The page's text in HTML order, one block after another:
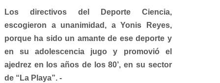
Los directivos del Deporte Ciencia,
escogieron a unanimidad, a Yonis Reyes,
porque ha sido un amante de ese deporte y
en su adolescencia jugo y promovió el
ajedrez en los años de los 80’, en su sector
de “La Playa”. -